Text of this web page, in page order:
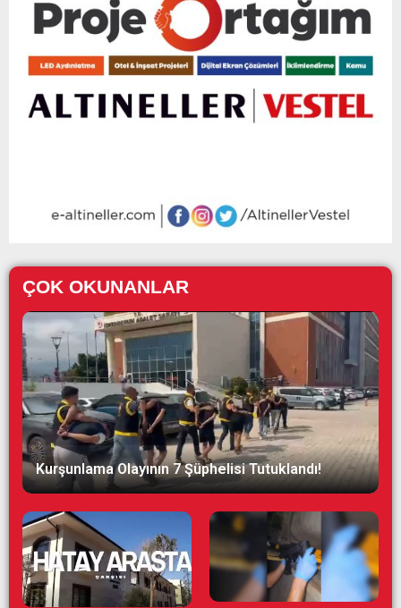
ÇOK OKUNANLAR
Kurşunlama Olayının 7 Şüphelisi Tutuklandı!